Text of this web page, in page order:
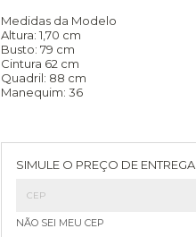
Medidas da Modelo
Altura: 1,70 cm
Busto: 79 cm
Cintura 62 cm
Quadril: 88 cm
Manequim: 36
SIMULE O PREÇO DE ENTREGA
NÃO SEI MEU CEP